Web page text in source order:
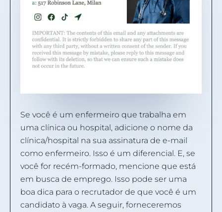
Se você é um enfermeiro que trabalha em
uma clínica ou hospital, adicione o nome da
clínica/hospital na sua assinatura de e-mail
como enfermeiro. Isso é um diferencial. E, se
você for recém-formado, mencione que está
em busca de emprego. Isso pode ser uma
boa dica para o recrutador de que você é um
candidato à vaga. A seguir, forneceremos